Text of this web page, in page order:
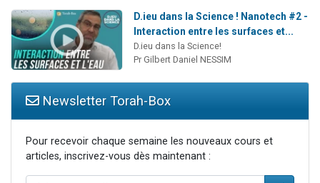
D.ieu dans la Science ! Nanotech #2 -
Interaction entre les surfaces et...
D.ieu dans la Science!
Pr Gilbert Daniel NESSIM
Newsletter Torah-Box
Pour recevoir chaque semaine les nouveaux cours et
articles, inscrivez-vous dès maintenant :